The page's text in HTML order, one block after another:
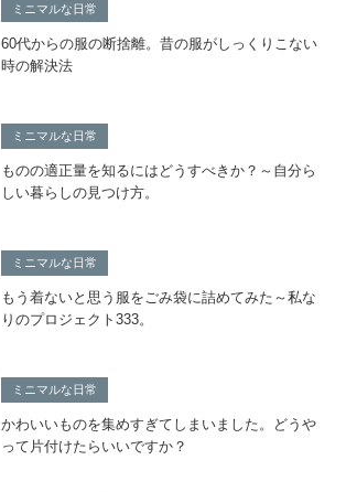
ミニマルな日常
60代からの服の断捨離。昔の服がしっくりこない
時の解決法
ミニマルな日常
ものの適正量を知るにはどうすべきか？～自分ら
しい暮らしの見つけ方。
ミニマルな日常
もう着ないと思う服をごみ袋に詰めてみた～私な
りのプロジェクト333。
ミニマルな日常
かわいいものを集めすぎてしまいました。どうや
って片付けたらいいですか？